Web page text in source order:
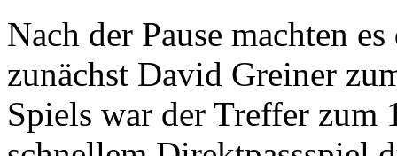
Nach der Pause machten
zunächst David Greiner
Spiels war der Treffer zum